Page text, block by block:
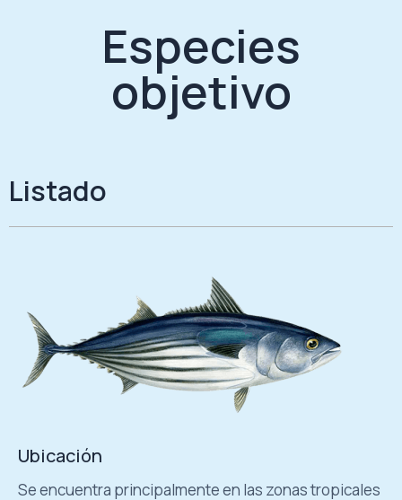
Especies
objetivo
Listado
Ubicación
Se encuentra principalmente en las zonas tropicales